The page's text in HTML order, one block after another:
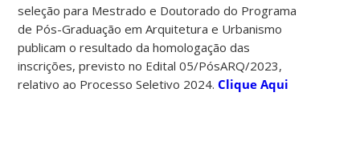
seleção para Mestrado e Doutorado do Programa
de Pós-Graduação em Arquitetura e Urbanismo
publicam o resultado da homologação das
inscrições, previsto no Edital 05/PósARQ/2023,
relativo ao Processo Seletivo 2024.Clique Aqui